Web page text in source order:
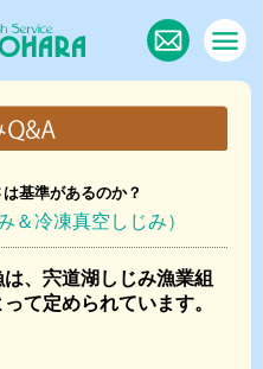
基準があるのか？
＆冷凍真空しじみ）
、宍道湖しじみ漁業組
て定められています。